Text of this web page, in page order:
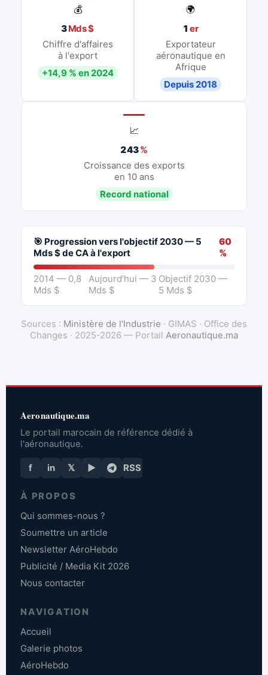
💰
3Mds $
Chiffre d'affaires
à l'export
+14,9 % en 2024
🌍
1 er
Exportateur
aéronautique en
Afrique
Depuis 2018
📈
243%
Croissance des exports
en 10 ans
Record national
🎯 Progression vers l'objectif 2030 — 5
Mds $ de CA à l'export
60
%
2014 — 0,8
Mds $
Aujourd'hui — 3
Mds $
Objectif 2030 —
5 Mds $
Sources : Ministère de l'Industrie · GIMAS · Office des
Changes · 2025-2026 — Portail Aeronautique.ma
Aeronautique.ma
Le portail marocain de référence dédié à
l'aéronautique.
f in 𝕏 ▶ RSS
À PROPOS
Qui sommes-nous ?
Soumettre un article
Newsletter AéroHebdo
Publicité / Media Kit 2026
Nous contacter
NAVIGATION
Accueil
Galerie photos
AéroHebdo